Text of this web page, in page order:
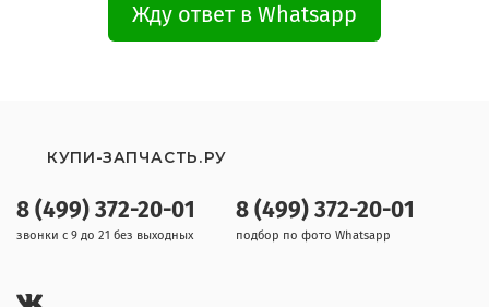
Жду ответ в Whatsapp
8 (499) 372-20-01
звонки с 9 до 21 без выходных
8 (499) 372-20-01
подбор по фото Whatsapp
КУПИ-ЗАПЧАСТЬ.РУ